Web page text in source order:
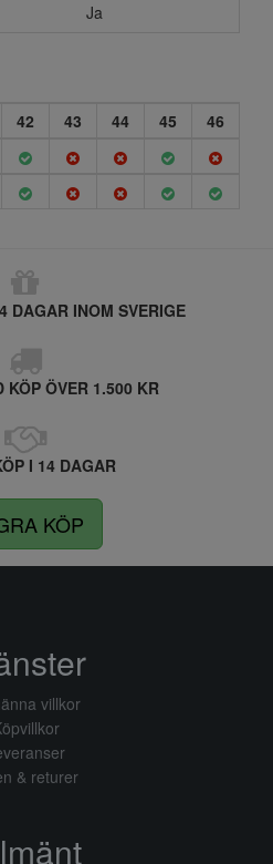
Ja
42 43 44 45
46
DAGAR INOM SVERIGE
KÖP ÖVER 1.500 KR
I 14 DAGAR
KÖP
villkor
& returer